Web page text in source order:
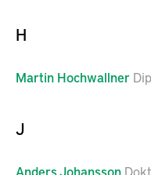
H
Martin Hochwallner
J
AndersJohansson